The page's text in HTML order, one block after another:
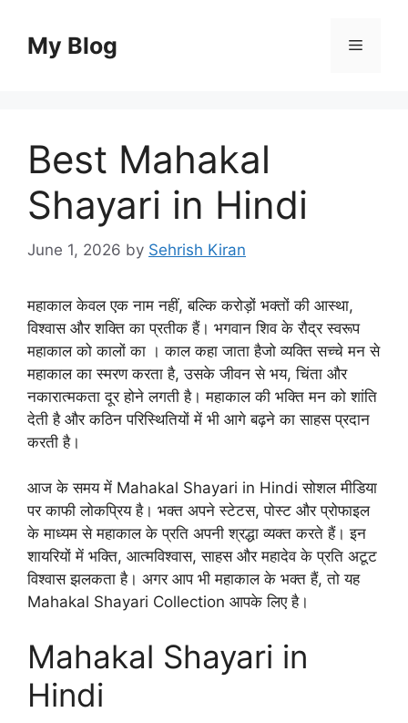
contentMy Blog Menu
Best Mahakal
Shayari in Hindi
June 1, 2026 by Sehrish Kiran
महाकाल केवल एक नाम नहीं, बल्कि करोड़ों भक्तों की आस्था,
विश्वास और शक्ति का प्रतीक हैं। भगवान शिव के रौद्र स्वरूप
महाकाल को कालों का ।काल कहा जाता हैजो व्यक्ति सच्चे मन से
महाकाल का स्मरण करता है, उसके जीवन से भय, चिंता और
नकारात्मकता दूर होने लगती है। महाकाल की भक्ति मन को शांति
देती है और कठिन परिस्थितियों में भी आगे बढ़ने का साहस प्रदान
करती है।
आज के समय में Mahakal Shayari in Hindi सोशल मीडिया
पर काफी लोकप्रिय है। भक्त अपने स्टेटस, पोस्ट और प्रोफाइल
के माध्यम से महाकाल के प्रति अपनी श्रद्धा व्यक्त करते हैं। इन
शायरियों में भक्ति, आत्मविश्वास, साहस और महादेव के प्रति अटूट
विश्वास झलकता है। अगर आप भी महाकाल के भक्त हैं, तो यह
Mahakal Shayari Collection आपके लिए है।
Mahakal Shayari in
Hindi